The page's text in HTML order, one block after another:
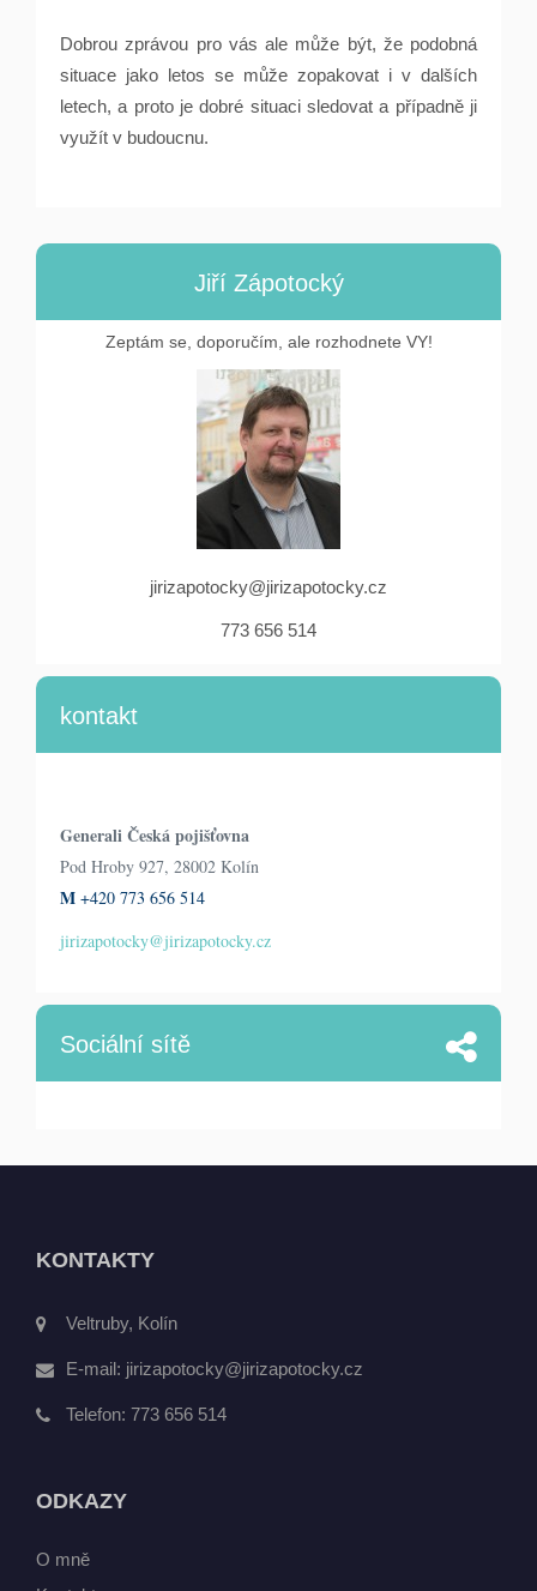
Dobrou zprávou pro vás ale může být, že podobná
situace jako letos se může zopakovat i v dalších
letech, a proto je dobré situaci sledovat a případně ji
využít v budoucnu.
Jiří Zápotocký
Zeptám se, doporučím, ale rozhodnete VY!
jirizapotocky@jirizapotocky.cz
773 656 514
kontakt
Generali Česká pojišťovna
Pod Hroby 927, 28002 Kolín
M +420 773 656 514
jirizapotocky@jirizapotocky.cz
Sociální sítě
KONTAKTY
Veltruby, Kolín
E-mail: jirizapotocky@jirizapotocky.cz
Telefon: 773 656 514
ODKAZY
O mně